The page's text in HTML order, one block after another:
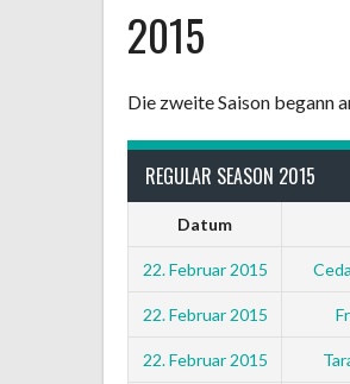
2015
Die zweite Saison begann
REGULAR SEASON 2015
Datum
22. Februar 2015
22. Februar 2015
22. Februar 2015